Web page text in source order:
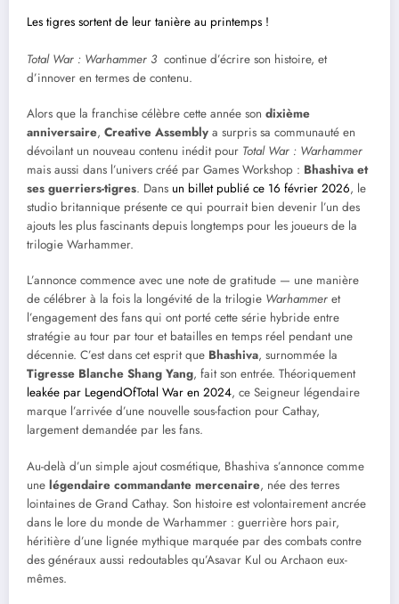
Les tigres sortent de leur tanière au printemps !
Total War : Warhammer 3continue d’écrire son histoire, et
d’innover en termes de contenu.
Alors que la franchise célèbre cette année son dixième
anniversaire, Creative Assembly a surpris sa communauté en
dévoilant un nouveau contenu inédit pour Total War : Warhammer
mais aussi dans l’univers créé par Games Workshop : Bhashiva et
ses guerriers-tigres. Dans un billet publié ce 16 février 2026, le
studio britannique présente ce qui pourrait bien devenir l’un des
ajouts les plus fascinants depuis longtemps pour les joueurs de la
trilogie Warhammer.
L’annonce commence avec une note de gratitude — une manière
de célébrer à la fois la longévité de la trilogie Warhammer et
l’engagement des fans qui ont porté cette série hybride entre
stratégie au tour par tour et batailles en temps réel pendant une
décennie. C’est dans cet esprit que Bhashiva, surnommée la
Tigresse Blanche Shang Yang, fait son entrée. Théoriquement
leakée par LegendOfTotal War en 2024, ce Seigneur légendaire
marque l’arrivée d’une nouvelle sous-faction pour Cathay,
largement demandée par les fans.
Au-delà d’un simple ajout cosmétique, Bhashiva s’annonce comme
une légendaire commandante mercenaire, née des terres
lointaines de Grand Cathay. Son histoire est volontairement ancrée
dans le lore du monde de Warhammer : guerrière hors pair,
héritière d’une lignée mythique marquée par des combats contre
des généraux aussi redoutables qu’Asavar Kul ou Archaon eux-
mêmes.